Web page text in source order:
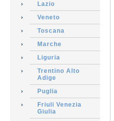
Lazio
Veneto
Toscana
Marche
Liguria
Trentino Alto
Adige
Puglia
Friuli Venezia
Giulia